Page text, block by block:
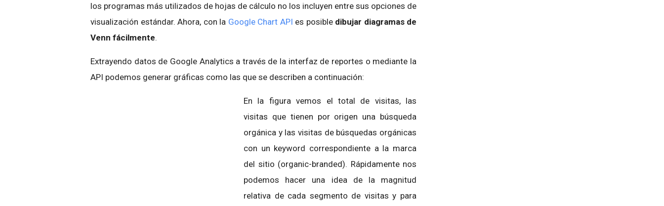
los programas más utilizados de hojas de cálculo no los incluyen entre sus opciones de
visualización estándar. Ahora, con la Google Chart API es posible dibujar diagramas de
Venn fácilmente.
Extrayendo datos de Google Analytics a través de la interfaz de reportes o mediante la
API podemos generar gráficas como las que se describen a continuación:
En la figura vemos el total de visitas, las
visitas que tienen por origen una búsqueda
orgánica y las visitas de búsquedas orgánicas
con un keyword correspondiente a la marca
del sitio (organic-branded). Rápidamente nos
podemos hacer una idea de la magnitud
relativa de cada segmento de visitas y para